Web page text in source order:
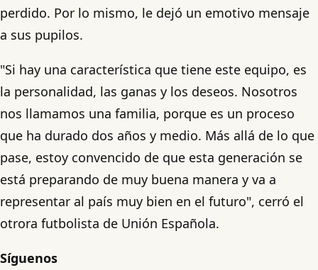
perdido. Por lo mismo, le dejó un emotivo mensaje
a sus pupilos.
"Si hay una característica que tiene este equipo, es
la personalidad, las ganas y los deseos. Nosotros
nos llamamos una familia, porque es un proceso
que ha durado dos años y medio. Más allá de lo que
pase, estoy convencido de que esta generación se
está preparando de muy buena manera y va a
representar al país muy bien en el futuro", cerró el
otrora futbolista de Unión Española.
Síguenos